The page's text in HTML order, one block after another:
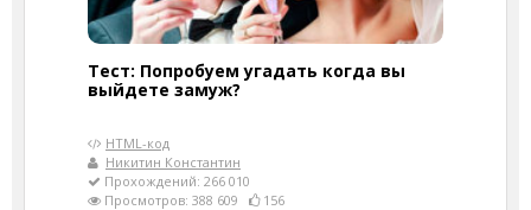
Тест: Попробуем угадать когда вы
выйдете замуж?
HTML-код
Никитин Константин
Прохождений: 266 010
Просмотров: 388 609
156